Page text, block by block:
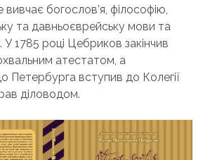
вивчає богослов’я, філософію,
та давньоєврейську мови та
У 1785 році Цебриков закінчив
атестатом, а
Петербурга вступив до Колегії
діловодом.